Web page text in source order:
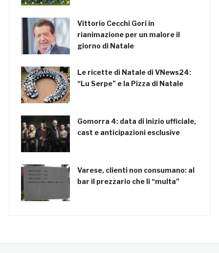
Vittorio Cecchi Gori in
rianimazione per un malore il
giorno di Natale
Le ricette di Natale di VNews24:
“Lu Serpe” e la Pizza di Natale
Gomorra 4: data di inizio ufficiale,
cast e anticipazioni esclusive
Varese, clienti non consumano: al
bar il prezzario che li “multa”